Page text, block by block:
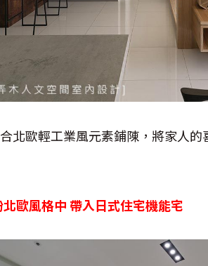
北歐輕工業風元素鋪陳，將家人
歐風格中 帶入日式住宅機能宅